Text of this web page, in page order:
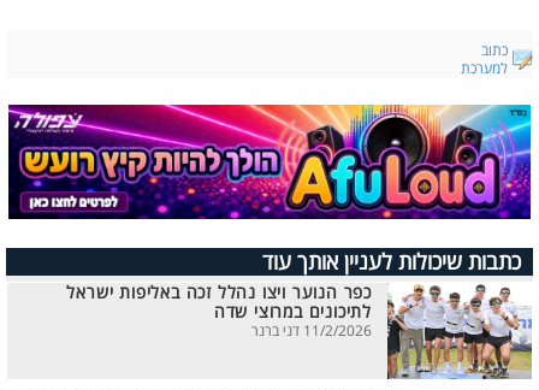
כתוב
למערכת
כתבות שיכולות לעניין אותך עוד
כפר הנוער ויצו נהלל זכה באליפות ישראל
לתיכונים במרוצי שדה
11/2/2026 דני ברנר